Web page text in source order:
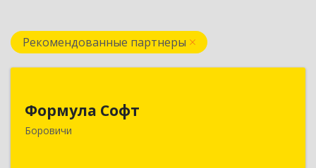
Рекомендованные партнеры
Формула Софт
Боровичи
174411, Новгородская обл, Боровичский р-н,
Боровичи г, Международная ул, дом № 6